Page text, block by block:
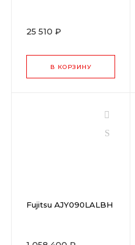
25 510 ₽
В КОРЗИНУ
Fujitsu AJY090LALBH